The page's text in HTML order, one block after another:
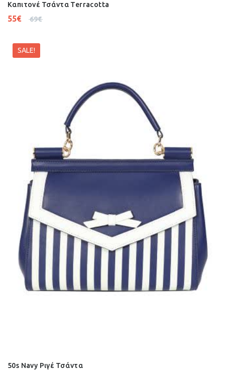
Καπιτονέ Τσάντα Terracotta
69€
55€
SALE!
50s Navy Ριγέ Τσάντα